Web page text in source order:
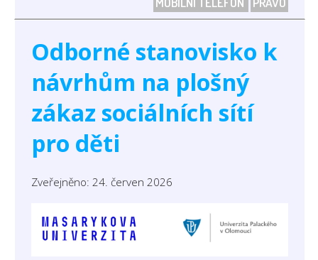
Odborné stanovisko k
návrhům na plošný
zákaz sociálních sítí
pro děti
Zveřejněno: 24. červen 2026